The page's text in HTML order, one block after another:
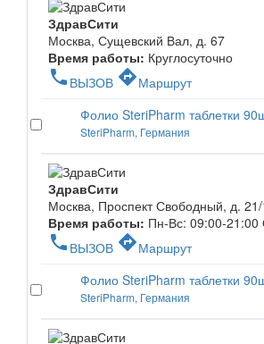
ЗдравСити
Москва, Сущевский Вал, д. 67
Время работы: Круглосуточно
phone ВЫЗОВ directionsМаршрут
Фолио SteriPharm таблетки
SteriPharm, Германия
ЗдравСити
Москва, Проспект Свободный, д. 21/
Время работы: Пн-Вс: 09:00-21:00
phone ВЫЗОВ directionsМаршрут
Фолио SteriPharm таблетки
SteriPharm, Германия